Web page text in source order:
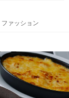
ファッション